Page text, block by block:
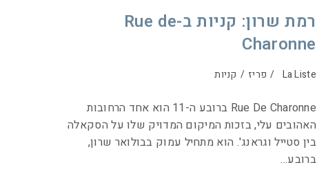
רמת שרון: קניות ב-Rue de
Charonne
La Liste
/ פריז / קניות
Rue De Charonne ברובע ה-11 הוא אחד הרחובות
האהובים עלי, בזכות המיקום המדויק שלו על הסקאלה
בין סטייל וגראנג'. הוא מתחיל עמוק בבולואר שרון,
ברובע…